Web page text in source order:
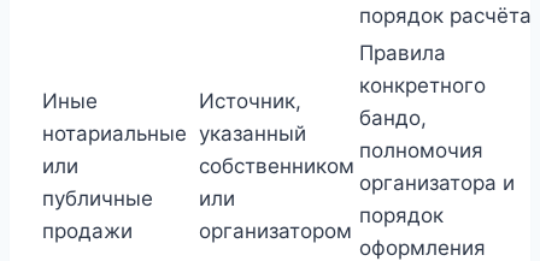
порядок расчёта
Иные
нотариальные
или
публичные
продажи
Источник,
указанный
собственником
или
организатором
Правила
конкретного
бандо,
полномочия
организатора и
порядок
оформления